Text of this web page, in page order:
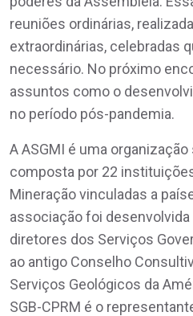
reuniões ordinárias,
extraordinárias, celebradas
necessário. No próximo
assuntos como o
no período pós-pandemia.
A ASGMI é uma
composta por 22
Mineração vinculadas a
associação foi
diretores dos Serviços
ao antigo Conselho
Serviços Geológicos da
SGB-CPRM é o